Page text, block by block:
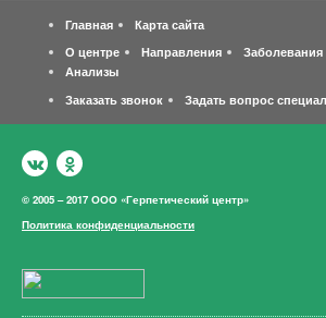
Главная
Карта сайта
О центре
Направления Заболевания
Анализы
Заказать звонок
Задать вопрос
© 2005 – 2017 ООО «Герпетический центр»
Политика конфиденциальности